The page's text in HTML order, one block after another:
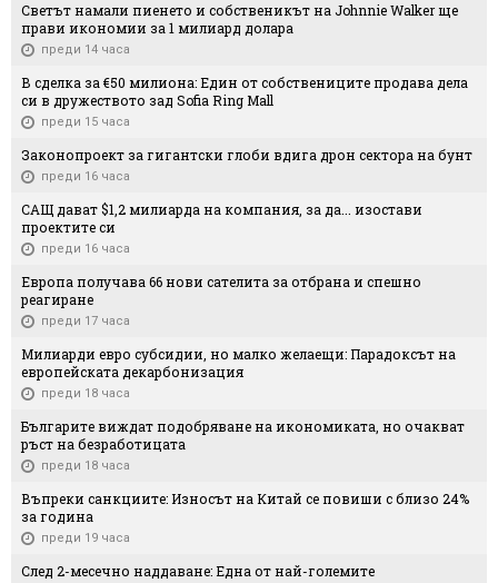
Светът намали пиенето и собственикът на Johnnie Walker ще
прави икономии за 1 милиард долара
преди 14 часа
В сделка за €50 милиона: Един от собствениците продава дела
си в дружеството зад Sofia Ring Mall
преди 15 часа
Законопроект за гигантски глоби вдига дрон сектора на бунт
преди 16 часа
САЩ дават $1,2 милиарда на компания, за да... изостави
проектите си
преди 16 часа
Европа получава 66 нови сателита за отбрана и спешно
реагиране
преди 17 часа
Милиарди евро субсидии, но малко желаещи: Парадоксът на
европейската декарбонизация
преди 18 часа
Българите виждат подобряване на икономиката, но очакват
ръст на безработицата
преди 18 часа
Въпреки санкциите: Износът на Китай се повиши с близо 24%
за година
преди 19 часа
След 2-месечно наддаване: Една от най-големите